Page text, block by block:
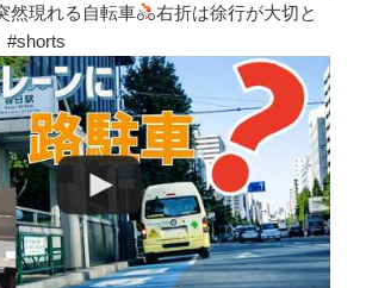
然現れる自転車
右折は徐行が大切と
#shorts